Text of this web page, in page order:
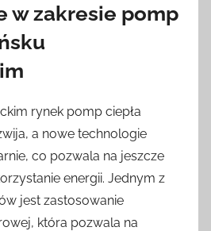
w zakresie pomp
rynek pomp ciepła
a nowe technologie
co pozwala na jeszcze
energii. Jednym z
jest zastosowanie
która pozwala na